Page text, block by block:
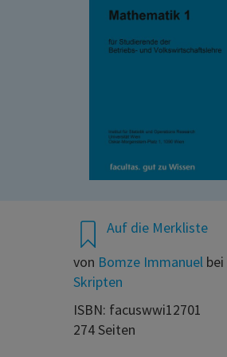
Auf die Merkliste
von Bomze Immanuel bei
Skripten
ISBN: facuswwi12701
274 Seiten